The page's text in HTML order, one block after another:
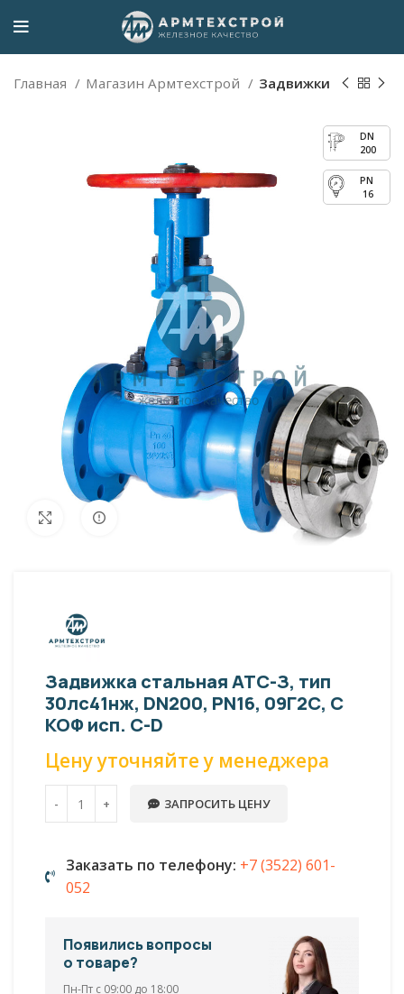
Главная Магазин Армтехстрой Задвижки
200
16
УвеличитьВнешний вид изделия может отличаться
от фото представленных на странице!
Задвижка стальная АТС-З, тип
30лс41нж, DN200, PN16, 09Г2С, С
КОФ исп. С-D
Цену уточняйте у менеджера
ЗАПРОСИТЬ ЦЕНУ
Заказать по телефону: +7 (3522) 601-
052
Появились вопросы
о товаре?
Пн-Пт с 09:00 до 18:00